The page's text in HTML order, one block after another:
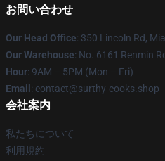
お問い合わせ
Our Head Office: 350 Lincoln Rd,
Our Warehouse: No. 6161 Renmin
Hour: 9AM – 5PM (Mon – Fri)
Email : contact@surthy-cooks.shop
会社案内
私たちについて
利用規約